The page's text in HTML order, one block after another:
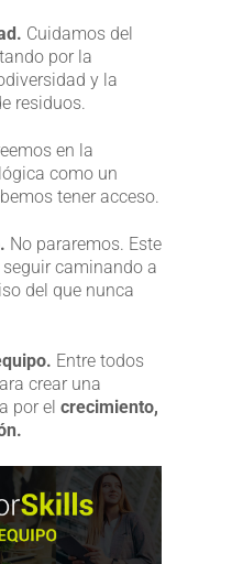
Cuidamos del
por la
y la
residuos.
en la
como un
tener acceso.
No pararemos. Este
caminando a
del que nunca
Entre todos
crear una
por el crecimiento,